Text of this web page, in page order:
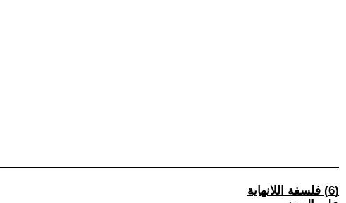
(6) فلسفة اللانهاية